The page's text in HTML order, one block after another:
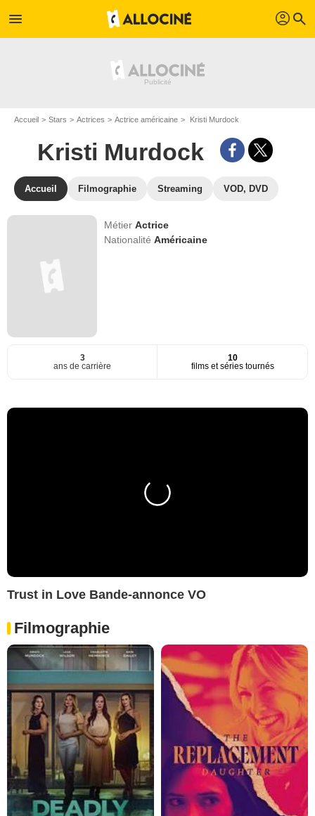
menu profil search
Accueil Stars Actrices Actrice américaine Kristi Murdock
Kristi Murdock
Accueil Filmographie Streaming VOD, DVD
MétierActrice
NationalitéAméricaine
3
ans de carrière
10
films et séries tournés
Trust in Love Bande-annonce VO
Filmographie